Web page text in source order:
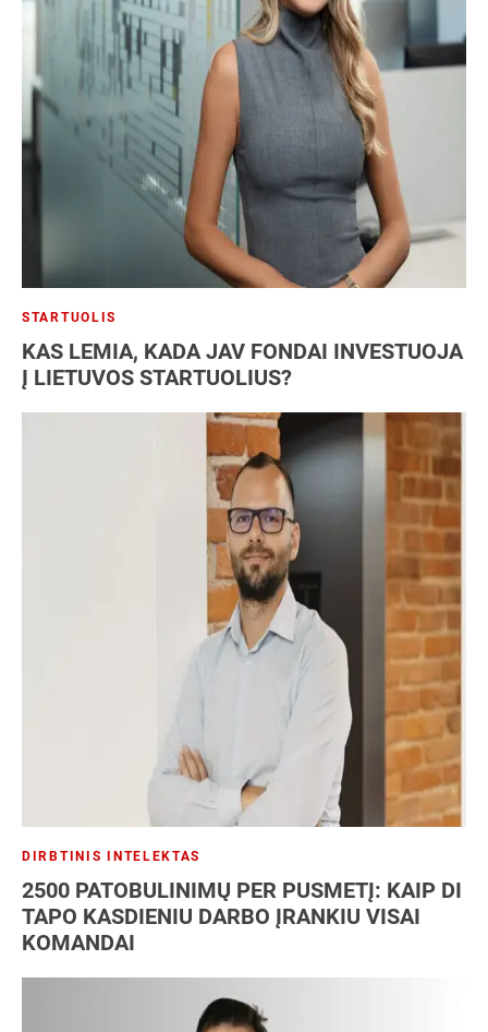
STARTUOLIS
KAS LEMIA, KADA JAV FONDAI INVESTUOJA
Į LIETUVOS STARTUOLIUS?
DIRBTINIS INTELEKTAS
2500 PATOBULINIMŲ PER PUSMETĮ: KAIP DI
TAPO KASDIENIU DARBO ĮRANKIU VISAI
KOMANDAI